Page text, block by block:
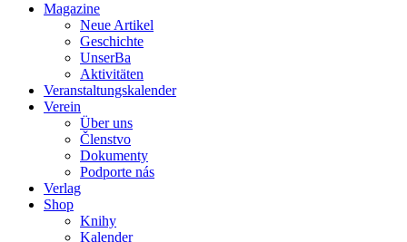
navigation
Magazine
Neue Artikel
Geschichte
UnserBa
Aktivitäten
Veranstaltungskalender
Verein
Über uns
Členstvo
Dokumenty
Podporte nás
Verlag
Shop
Knihy
Kalender